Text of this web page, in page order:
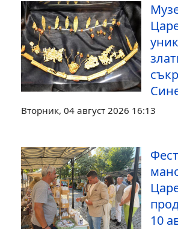
Вторник, 04 август 2026 16:13
10